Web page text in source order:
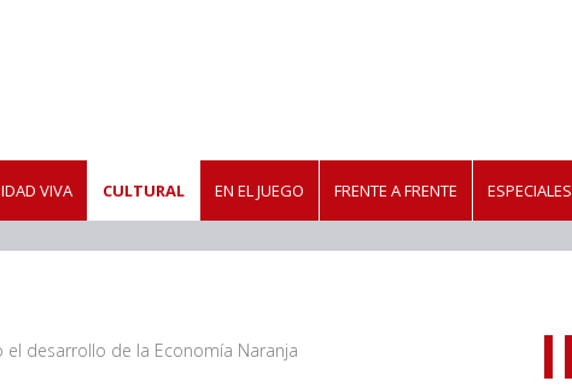
VIVA CULTURAL EN EL JUEGO FRENTE A FRENTE ESPECIALES
desarrollo de la Economía Naranja